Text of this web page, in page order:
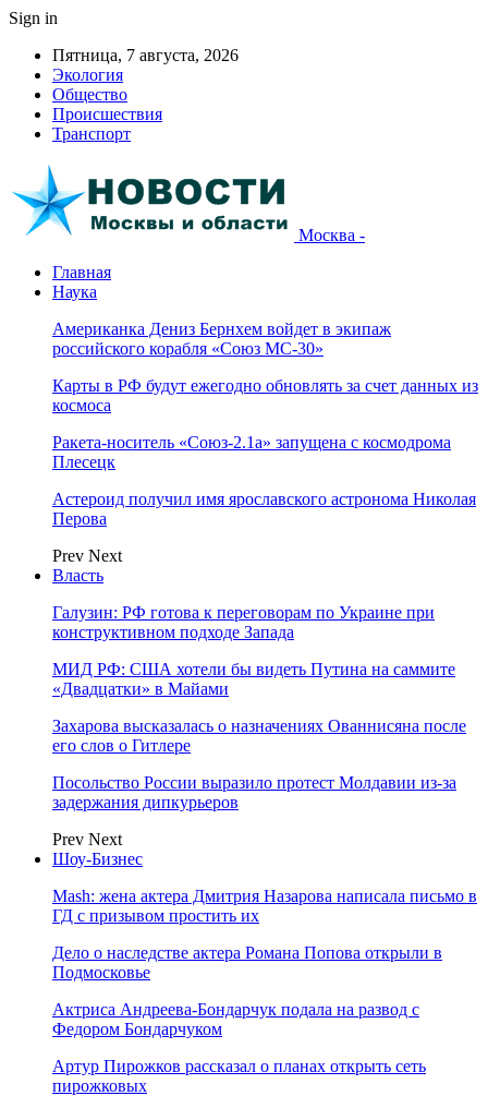
Sign in
Пятница, 7 августа, 2026
Экология
Общество
Происшествия
Транспорт
Москва -
Главная
Наука
Американка Дениз Бернхем войдет в экипаж
российского корабля «Союз МС-30»
Карты в РФ будут ежегодно обновлять за счет данных из
космоса
Ракета-носитель «Союз-2.1а» запущена с космодрома
Плесецк
Астероид получил имя ярославского астронома Николая
Перова
Prev Next
Власть
Галузин: РФ готова к переговорам по Украине при
конструктивном подходе Запада
МИД РФ: США хотели бы видеть Путина на саммите
«Двадцатки» в Майами
Захарова высказалась о назначениях Ованнисяна после
его слов о Гитлере
Посольство России выразило протест Молдавии из-за
задержания дипкурьеров
Prev Next
Шоу-Бизнес
Mash: жена актера Дмитрия Назарова написала письмо в
ГД с призывом простить их
Дело о наследстве актера Романа Попова открыли в
Подмосковье
Актриса Андреева-Бондарчук подала на развод с
Федором Бондарчуком
Артур Пирожков рассказал о планах открыть сеть
пирожковых